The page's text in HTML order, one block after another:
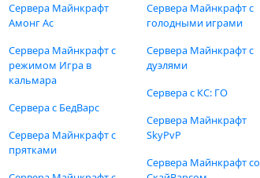
Сервера Майнкрафт
Амонг Ас
Сервера Майнкрафт с
режимом Игра в
кальмара
Сервера с БедВарс
Сервера Майнкрафт с
прятками
Сервера Майнкрафт с
голодными играми
Сервера Майнкрафт с
дуэлями
Сервера с КС: ГО
Сервера Майнкрафт
SkyPvP
Сервера Майнкрафт со